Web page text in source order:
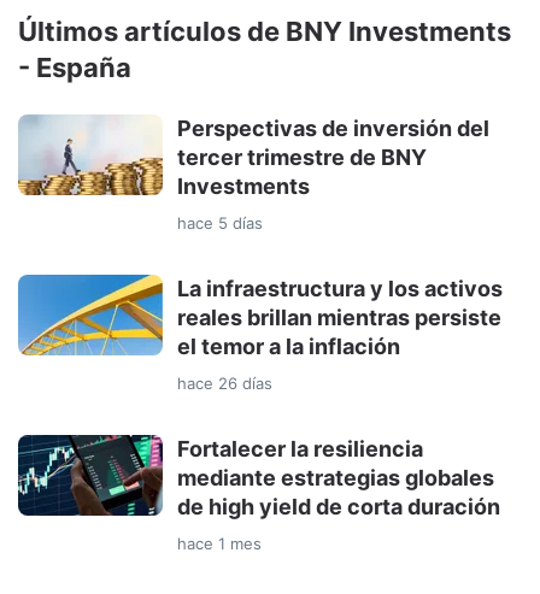
Últimos artículos de BNY Investments
- España
Perspectivas de inversión del
tercer trimestre de BNY
Investments
hace 5 días
La infraestructura y los activos
reales brillan mientras persiste
el temor a la inflación
hace 26 días
Fortalecer la resiliencia
mediante estrategias globales
de high yield de corta duración
hace 1 mes